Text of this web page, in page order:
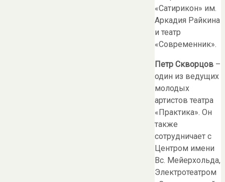
«Сатирикон» им.
Аркадия Райкина
и театр
«Современник».
Петр Скворцов –
один из ведущих
молодых
артистов театра
«Практика». Он
также
сотрудничает с
Центром имени
Вс. Мейерхольда,
Электротеатром